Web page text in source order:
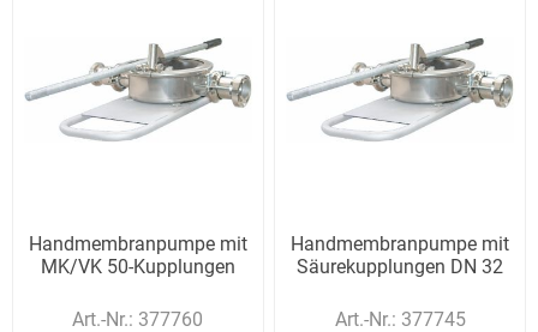
Handmembranpumpe mit
MK/VK 50-Kupplungen
Art.-Nr.: 377760
Handmembranpumpe mit
Säurekupplungen DN 32
Art.-Nr.: 377745